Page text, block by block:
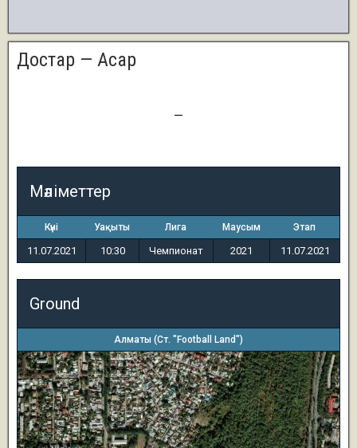
Достар — Асар
—
Мәліметтер
Күні Уақыты Лига Маусым Этап
11.07.2021 10:30 Чемпионат 2021 11.07.2021
Ground
Алматы (Ст. "Football Land")